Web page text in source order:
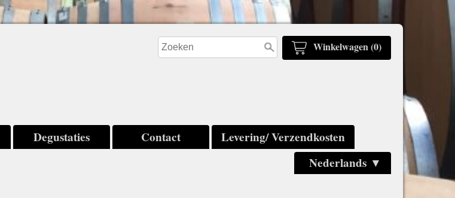
Winkelwagen (0)
Degustaties Contact
Levering/ Verzendkosten
Nederlands ▼